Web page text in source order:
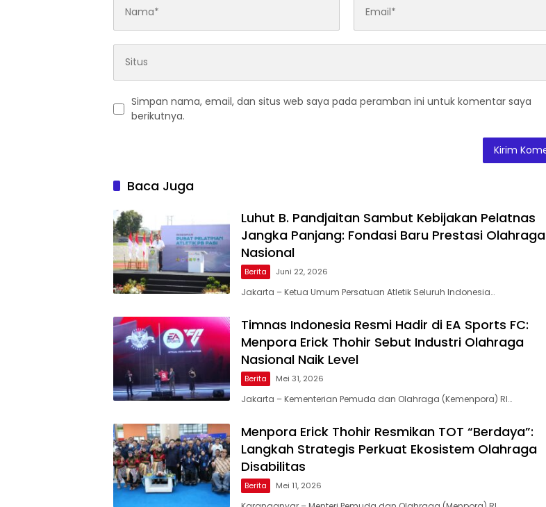
Simpan nama, email, dan situs web saya pada peramban ini untuk komentar saya
berikutnya.
Baca Juga
Luhut B. Pandjaitan Sambut Kebijakan Pelatnas
Jangka Panjang: Fondasi Baru Prestasi Olahraga
Nasional
Berita Juni 22, 2026
Jakarta – Ketua Umum Persatuan Atletik Seluruh Indonesia…
Timnas Indonesia Resmi Hadir di EA Sports FC:
Menpora Erick Thohir Sebut Industri Olahraga
Nasional Naik Level
Berita Mei 31, 2026
Jakarta – Kementerian Pemuda dan Olahraga (Kemenpora) RI…
Menpora Erick Thohir Resmikan TOT “Berdaya”:
Langkah Strategis Perkuat Ekosistem Olahraga
Disabilitas
Berita Mei 11, 2026